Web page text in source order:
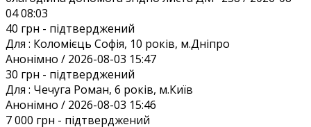
04 08:03
40 грн - підтверджений
Для : Коломієць Софія, 10 років, м.Дніпро
Анонiмно / 2026-08-03 15:47
30 грн - підтверджений
Для : Чечуга Роман, 6 років, м.Київ
Анонiмно / 2026-08-03 15:46
7 000 грн - підтверджений